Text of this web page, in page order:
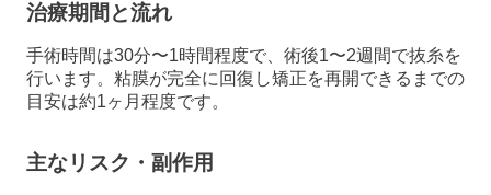
治療期間と流れ
手術時間は30分〜1時間程度で、術後1〜2週間で抜糸を
行います。粘膜が完全に回復し矯正を再開できるまでの
目安は約1ヶ月程度です。
主なリスク・副作用